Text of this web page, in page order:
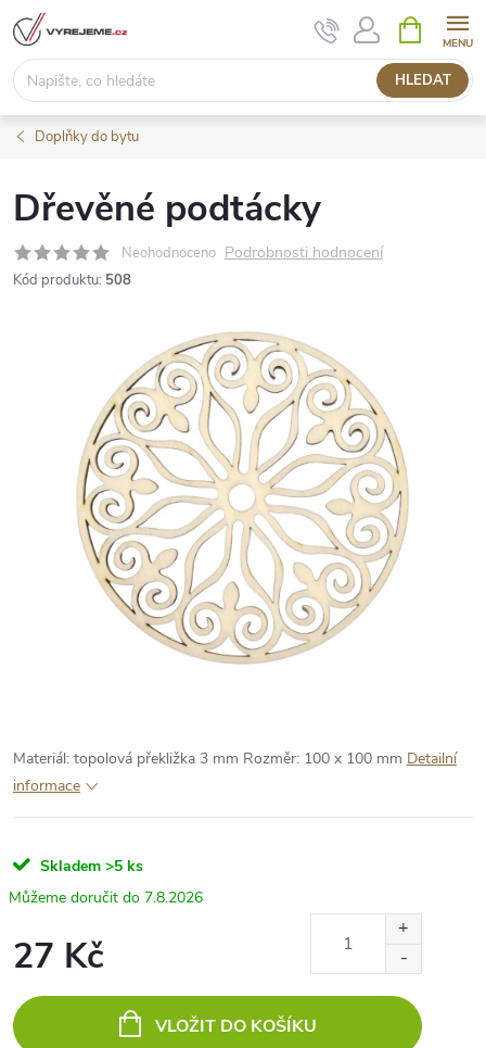
Přejít
na
obsah
HLEDAT
NÁKUPNÍ
KOŠÍK
Doplňky do bytu
Dřevěné podtácky
Neohodnoceno Podrobnosti hodnocení
Kód produktu: 508
Materiál: topolová překližka 3 mm Rozměr: 100 x 100 mm Detailní
informace
Skladem >5 ks
7.8.2026
27 Kč
cena:
VLOŽIT DO KOŠÍKU